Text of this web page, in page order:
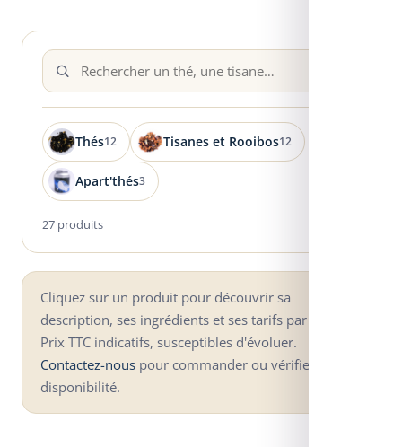
Thés12 Tisanes et Rooibos12
Apart'thés3
27 produits
Cliquez sur un produit pour découvrir sa
description, ses ingrédients et ses tarifs par format.
Prix TTC indicatifs, susceptibles d'évoluer.
Contactez-nous pour commander ou vérifier la
disponibilité.